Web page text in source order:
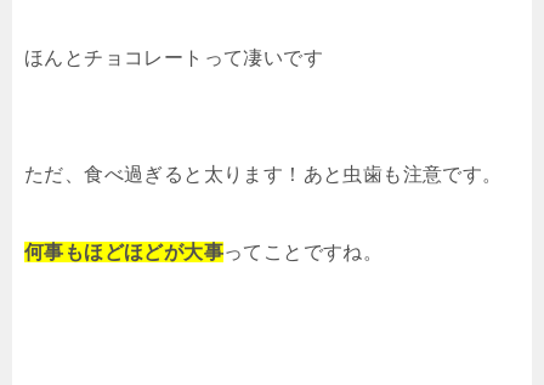
ほんとチョコレートって凄いです
ただ、食べ過ぎると太ります！あと虫歯も注意です。
何事もほどほどが大事ってことですね。